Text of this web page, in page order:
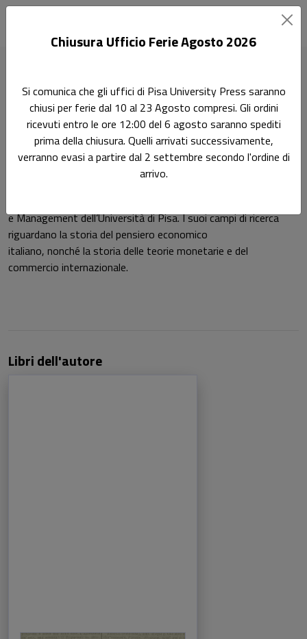
Fabrizio Bientinesi
Pagina di Fabrizio Bientinesi
e Management dell’Università di Pisa. I suoi campi di ricerca
riguardano la storia del pensiero economico
italiano, nonché la storia delle teorie monetarie e del
commercio internazionale.
Libri dell'autore
Chiusura Ufficio Ferie Agosto 2026
Si comunica che gli uffici di Pisa University Press saranno
chiusi per ferie dal 10 al 23 Agosto compresi. Gli ordini
ricevuti entro le ore 12:00 del 6 agosto saranno spediti
prima della chiusura. Quelli arrivati successivamente,
verranno evasi a partire dal 2 settembre secondo l'ordine di
arrivo.